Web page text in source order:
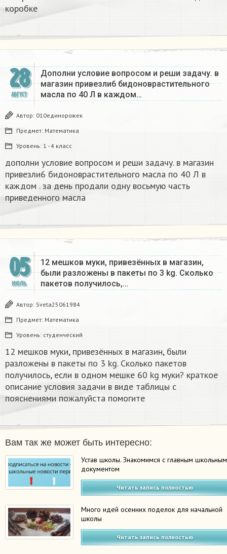
коробке
28
АВГУСТ
Дополни условие вопросом и реши задачу. в
магазин привезли6 бидоноврастительного
масла по 40 Л в каждом…
Автор: 010единорожек
Предмет: Математика
Уровень: 1 - 4 класс
дополни условие вопросом и реши задачу. в магазин
привезли6 бидоноврастительного масла по 40 Л в
каждом . за день продали одну восьмую часть
приведенного масла
05
ИЮЛЬ
12 мешков муки, привезённых в магазин,
были разложены в пакеты по 3 kg. Сколько
пакетов получилось,…
Автор: Sveta25061984
Предмет: Математика
Уровень: студенческий
12 мешков муки, привезённых в магазин, были
разложены в пакеты по 3 kg. Сколько пакетов
получилось, если в одном мешке 60 kg муки? краткое
описание условия задачи в виде таблицы с
пояснениями пожалуйста помогите ​
Вам так же может быть интересно:
Устав школы. Знакомимся с главным школьным
документом
Читать запись полностью
Много идей осенних поделок для начальной
школы
Читать запись полностью